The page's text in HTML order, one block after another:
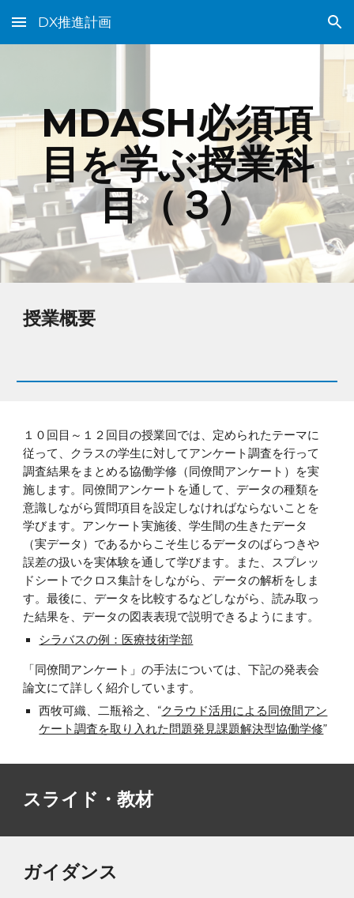
Skip to main content Skip to navigation
DX推進計画
MDASH必須項
目を学ぶ授業科
目（３）
授業概要
１０ 回目～ １２ 回目の授業回では、定められたテーマに
従って、クラスの学生に対してアンケート調査を行って
調査結果をまとめる協働学修（同僚間アンケート） を実
施します。同僚間アンケートを通して、データの種類を
意識しながら質問項目を設定しなければならないことを
学びます。アンケート実施後、学生間の生きたデータ
（実データ）であるからこそ生じるデータのばらつきや
誤差の扱いを実体験を通して学びます。
また、 スプレッ
ドシートでクロス集計をしながら、データの解析をしま
す。最後に、データを比較するなどしながら、読み取っ
た結果を、データの図表表現で説明できるようにます。
シラバスの例：医療技術学部
「同僚間アンケート」の手法については、下記の発表会
論文にて詳しく紹介しています。
西牧可織、二瓶裕之、“クラウド活用による同僚間アン
ケート調査を取り入れた問題発見課題解決型協働学修”
スライド・教材
ガイダンス